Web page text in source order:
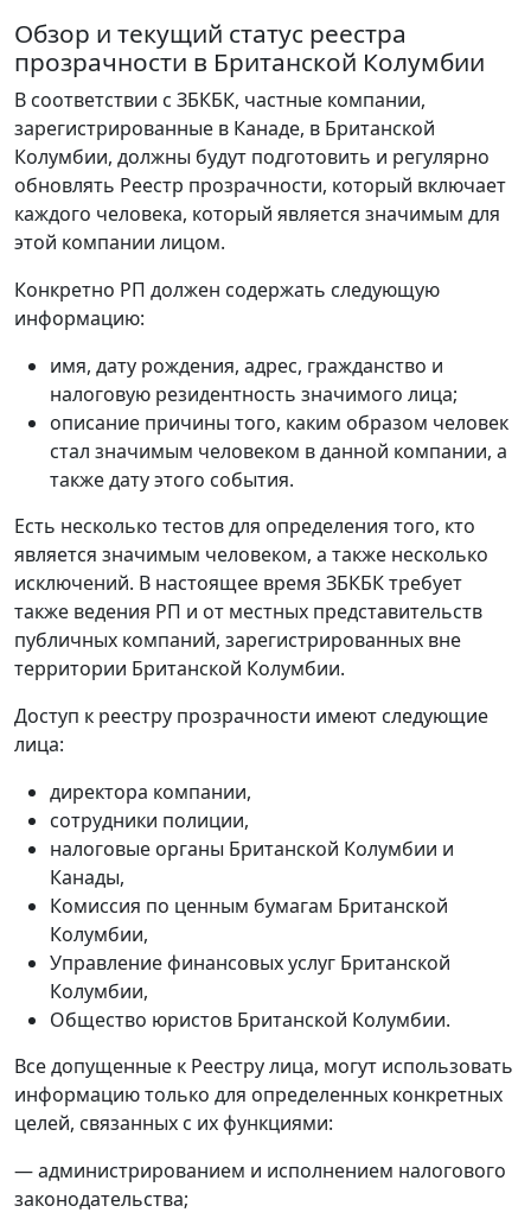
Обзор и текущий статус реестра
прозрачности в Британской Колумбии
В соответствии с ЗБКБК, частные компании,
зарегистрированные в Канаде, в Британской
Колумбии, должны будут подготовить и регулярно
обновлять Реестр прозрачности, который включает
каждого человека, который является значимым для
этой компании лицом.
Конкретно РП должен содержать следующую
информацию:
имя, дату рождения, адрес, гражданство и
налоговую резидентность значимого лица;
описание причины того, каким образом человек
стал значимым человеком в данной компании, а
также дату этого события.
Есть несколько тестов для определения того, кто
является значимым человеком, а также несколько
исключений. В настоящее время ЗБКБК требует
также ведения РП и от местных представительств
публичных компаний, зарегистрированных вне
территории Британской Колумбии.
Доступ к реестру прозрачности имеют следующие
лица:
директора компании,
сотрудники полиции,
налоговые органы Британской Колумбии и
Канады,
Комиссия по ценным бумагам Британской
Колумбии,
Управление финансовых услуг Британской
Колумбии,
Общество юристов Британской Колумбии.
Все допущенные к Реестру лица, могут использовать
информацию только для определенных конкретных
целей, связанных с их функциями:
— администрированием и исполнением налогового
законодательства;